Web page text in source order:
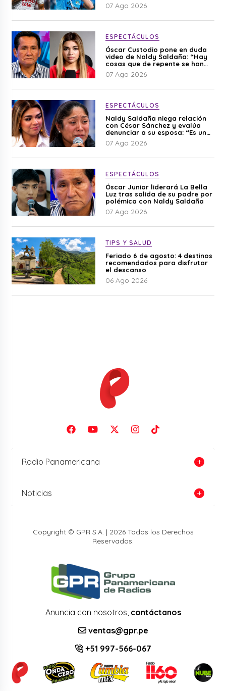
07 Ago 2026
ESPECTÁCULOS
Óscar Custodio pone en duda
video de Naldy Saldaña: “Hay
cosas que de repente se han
editado”
07 Ago 2026
ESPECTÁCULOS
Naldy Saldaña niega relación
con César Sánchez y evalúa
denunciar a su esposa: “Es una
difamación”
07 Ago 2026
ESPECTÁCULOS
Óscar Junior liderará La Bella
Luz tras salida de su padre por
polémica con Naldy Saldaña
07 Ago 2026
TIPS Y SALUD
Feriado 6 de agosto: 4 destinos
recomendados para disfrutar
el descanso
06 Ago 2026
Radio Panamericana
Noticias
Copyright © GPR S.A. | 2026 Todos los Derechos
Reservados.
Anuncia con nosotros, contáctanos
ventas@gpr.pe
+51 997-566-067